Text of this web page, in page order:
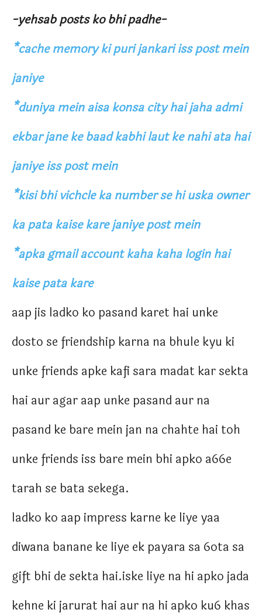
-yehsab posts ko bhi padhe-
*cache memory ki puri jankari iss post mein
janiye
*duniya mein aisa konsa city hai jaha admi
ekbar jane ke baad kabhi laut ke nahi ata hai
janiye iss post mein
*kisi bhi vichcle ka number se hi uska owner
ka pata kaise kare janiye post mein
*apka gmail account kaha kaha login hai
kaise pata kare
aap jis ladko ko pasand karet hai unke
dosto se friendship karna na bhule kyu ki
unke friends apke kafi sara madat kar sekta
hai aur agar aap unke pasand aur na
pasand ke bare mein jan na chahte hai toh
unke friends iss bare mein bhi apko a66e
tarah se bata sekega.
ladko ko aap impress karne ke liye yaa
diwana banane ke liye ek payara sa 6ota sa
gift bhi de sekta hai.iske liye na hi apko jada
kehne ki jarurat hai aur na hi apko ku6 khas